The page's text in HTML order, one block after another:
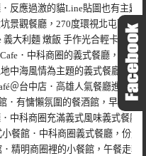
反應過激的貓Line貼圖也有主題
景觀餐廳，270度環視北屯區夜
義大利麵 燉飯 手作光合輕卡餐盒
．中科商圈的義式餐廳，供
中海風情為主題的義式餐廳，餐
＠台中店．高雄人氣餐廳進駐
．有慵懶氛圍的餐酒館，早餐還
中科商圈充滿義式風味義式餐
餐館．中科商圈義式餐廳，份
．精明商圈裡的小餐館，午餐走